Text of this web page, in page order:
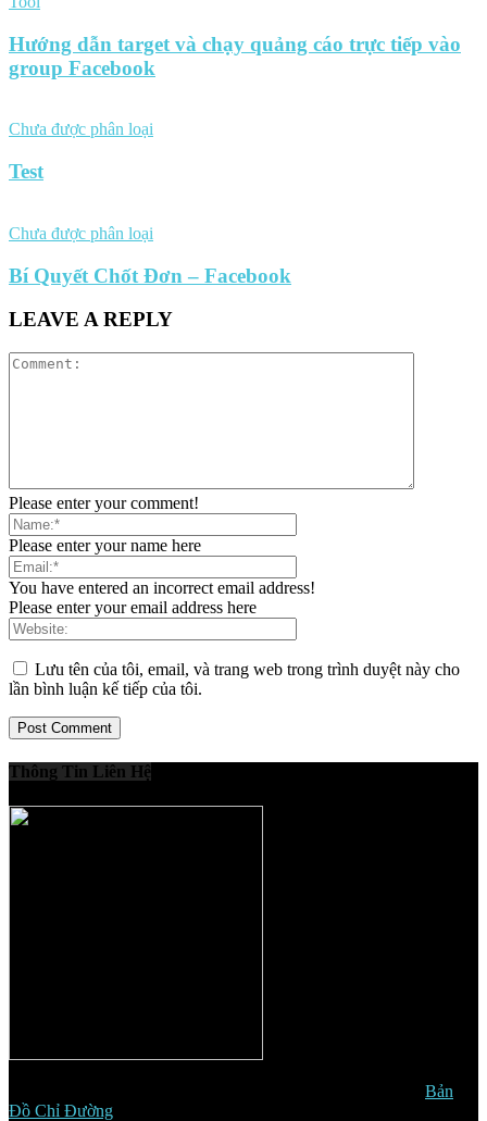
Hướng dẫn target và chạy quảng cáo trực tiếp vào
group Facebook
Chưa được phân loại
Test
Chưa được phân loại
Bí Quyết Chốt Đơn – Facebook
LEAVE A REPLY
Please enter your comment!
Please enter your name here
You have entered an incorrect email address!
Please enter your email address here
Lưu tên của tôi, email, và trang web trong trình duyệt này cho
lần bình luận kế tiếp của tôi.
Thông Tin Liên Hệ
Bản
Đồ Chỉ Đường